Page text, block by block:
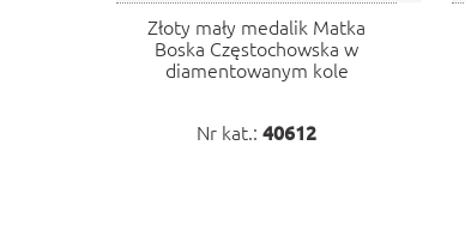
Złoty mały medalik Matka
Boska Częstochowska w
diamentowanym kole
Nr kat.: 40612